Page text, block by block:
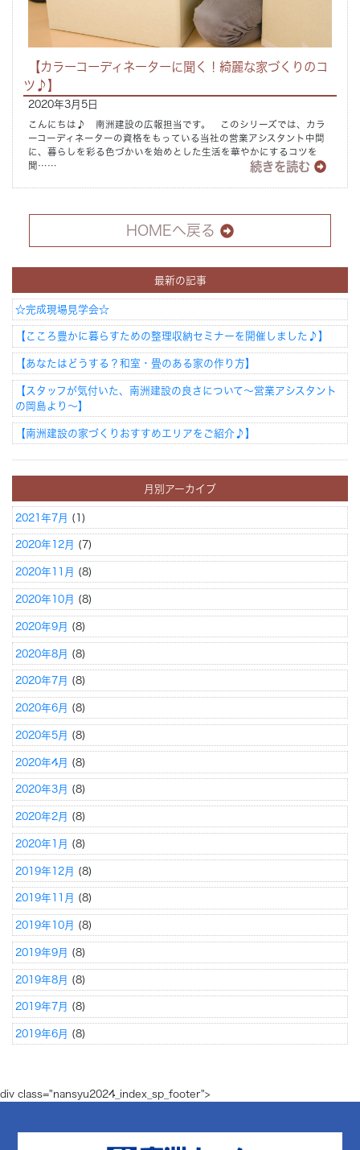
【カラーコーディネーターに聞く！綺麗な家づくりのコ
ツ♪】
2020年3月5日
こんにちは♪ 南洲建設の広報担当です。 このシリーズでは、カラ
ーコーディネーターの資格をもっている当社の営業アシスタント中間
に、暮らしを彩る色づかいを始めとした生活を華やかにするコツを
聞……
続きを読む
HOMEへ戻る
最新の記事
☆完成現場見学会☆
【こころ豊かに暮らすための整理収納セミナーを開催しました♪】
【あなたはどうする？和室・畳のある家の作り方】
【スタッフが気付いた、南洲建設の良さについて～営業アシスタント
の岡島より～】
【南洲建設の家づくりおすすめエリアをご紹介♪】
月別アーカイブ
2021年7月 (1)
2020年12月 (7)
2020年11月 (8)
2020年10月 (8)
2020年9月 (8)
2020年8月 (8)
2020年7月 (8)
2020年6月 (8)
2020年5月 (8)
2020年4月 (8)
2020年3月 (8)
2020年2月 (8)
2020年1月 (8)
2019年12月 (8)
2019年11月 (8)
2019年10月 (8)
2019年9月 (8)
2019年8月 (8)
2019年7月 (8)
2019年6月 (8)
div class="nansyu2024_index_sp_footer">